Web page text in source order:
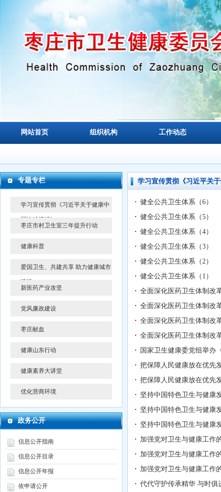
网站首页 组织机构 工作动态
专题专栏
学习宣传贯彻《习近平关于健康中
国论述摘编》
枣庄市村卫生室三年提升行动
健康科普
爱国卫生、共建共享 助力健康城市
建设
新医药产业攻坚
党风廉政建设
枣庄献血
健康山东行动
健康素养大讲堂
优化营商环境
政务公开
信息公开指南
信息公开目录
信息公开年报
依申请公开
学习宣传贯彻《习近平关
健全公共卫生体系（6）
健全公共卫生体系（5）
健全公共卫生体系（4）
健全公共卫生体系（3）
健全公共卫生体系（2）
健全公共卫生体系（1）
全面深化医药卫生体制改
全面深化医药卫生体制改
全面深化医药卫生体制改
全面深化医药卫生体制改
国家卫生健康委党组举办
把保障人民健康放在优先
把保障人民健康放在优先
坚持中国特色卫生与健康
坚持中国特色卫生与健康
坚持中国特色卫生与健康
加强党对卫生与健康工作
加强党对卫生与健康工作
加强党对卫生与健康工作
代代守护传承精华 与时